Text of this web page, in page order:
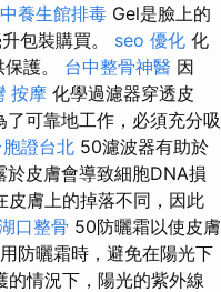
養生館排毒 Gel是臉上的
包裝購買。 seo 優化 化
護。 台中整骨神醫 因
按摩 化學過濾器穿透皮
了可靠地工作，必須充分吸
胞證台北 50濾波器有助於
於皮膚會導致細胞DNA損
皮膚上的掉落不同，因此
口整骨 50防曬霜以使皮膚
防曬霜時，避免在陽光下
情況下，陽光的紫外線